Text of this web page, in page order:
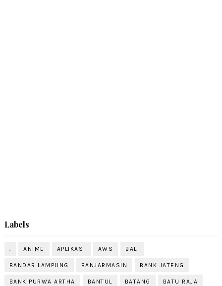
Labels
. ANIME APLIKASI AWS BALI
BANDAR LAMPUNG BANJARMASIN BANK JATENG
BANK PURWA ARTHA BANTUL BATANG BATU RAJA